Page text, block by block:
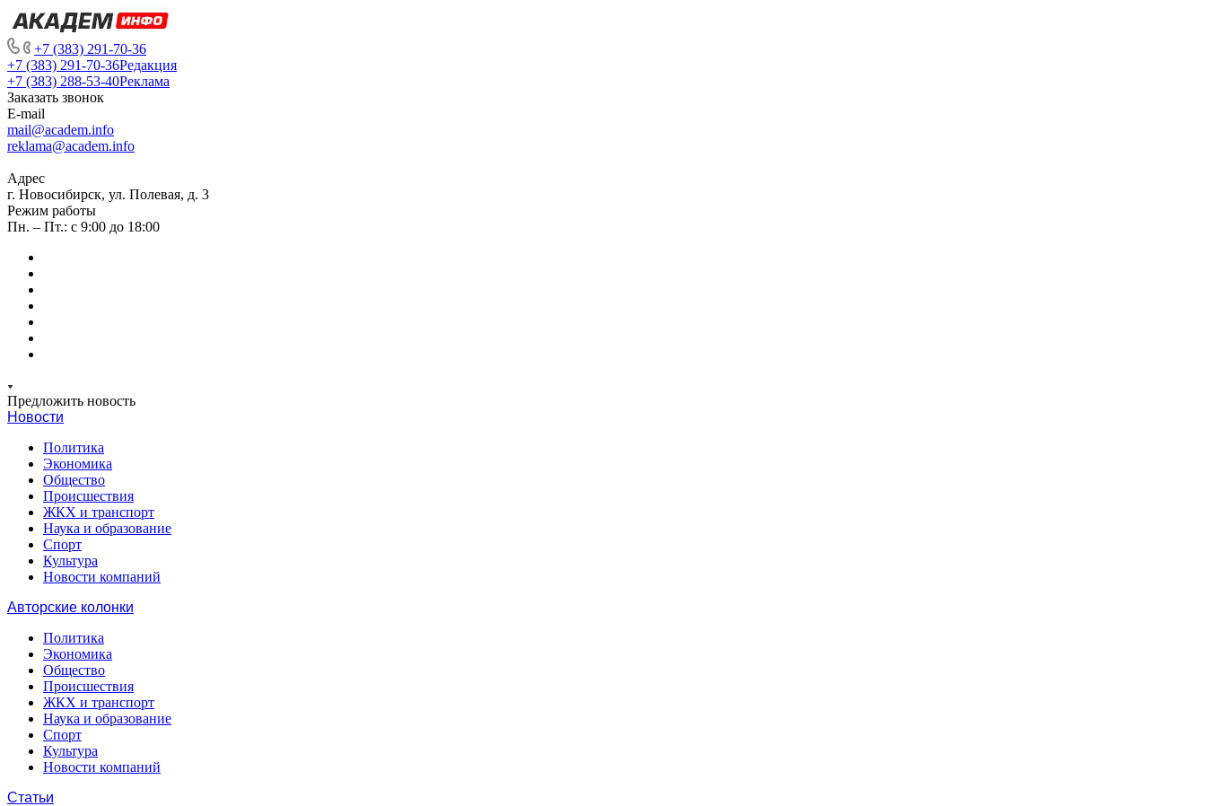
+7 (383) 291-70-36
+7 (383) 291-70-36Редакция
+7 (383) 288-53-40Реклама
Заказать звонок
E-mail
mail@academ.info
reklama@academ.info
Адрес
г. Новосибирск, ул. Полевая, д. 3
Режим работы
Пн. – Пт.: с 9:00 до 18:00
Предложить новость
Новости
Политика
Экономика
Общество
Происшествия
ЖКХ и транспорт
Наука и образование
Спорт
Культура
Новости компаний
Авторские колонки
Политика
Экономика
Общество
Происшествия
ЖКХ и транспорт
Наука и образование
Спорт
Культура
Новости компаний
Статьи